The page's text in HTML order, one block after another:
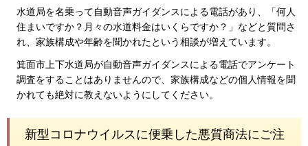
水道局を名乗って自動音声ガイダンスによる電話があり、「何人
住まいですか？月々の水道料金はいくらですか？」などと質問さ
れ、家族構成や年齢を聞かれたという相談が増えています。
箕面市上下水道局が自動音声ガイダンスによる電話でアンケート
調査をすることはありませんので、家族構成などの個人情報を聞
かれても絶対に教えないようにしてください。
新型コロナウイルスに便乗した悪質商法にご注